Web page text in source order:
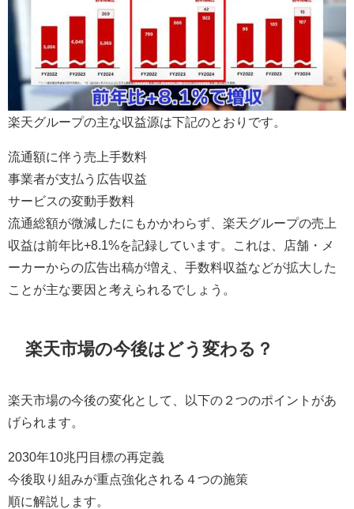
楽天グループの主な収益源は下記のとおりです。
流通額に伴う売上手数料
事業者が支払う広告収益
サービスの変動手数料
流通総額が微減したにもかかわらず、楽天グループの売上
収益は前年比+8.1%を記録しています。これは、店舗・メ
ーカーからの広告出稿が増え、手数料収益などが拡大した
ことが主な要因と考えられるでしょう。
楽天市場の今後はどう変わる？
楽天市場の今後の変化として、以下の２つのポイントがあ
げられます。
2030年10兆円目標の再定義
今後取り組みが重点強化される４つの施策
順に解説します。